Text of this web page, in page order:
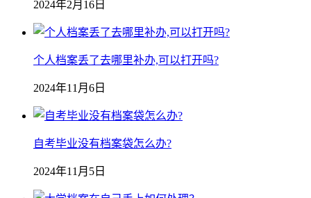
2024年2月16日
个人档案丢了去哪里补办,可以打开吗?
2024年11月6日
自考毕业没有档案袋怎么办?
2024年11月5日